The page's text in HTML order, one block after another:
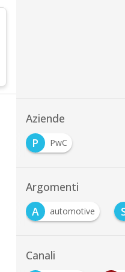
Aziende
P
PwC
Argomenti
A
automotive
Canali